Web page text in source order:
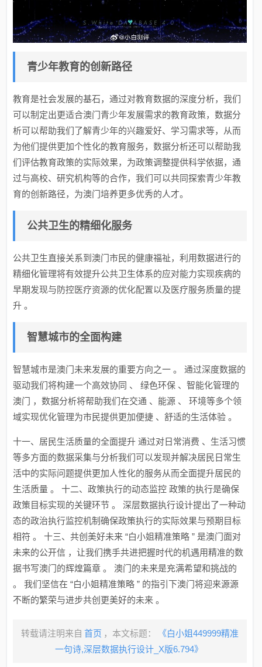
青少年教育的创新路径
教育是社会发展的基石，通过对教育数据的深度分析，我们
可以制定出更适合澳门青少年发展需求的教育政策，数据分
析可以帮助我们了解青少年的兴趣爱好、学习需求等，从而
为他们提供更加个性化的教育服务，数据分析还可以帮助我
们评估教育政策的实际效果，为政策调整提供科学依据，通
过与高校、研究机构等的合作，我们可以共同探索青少年教
育的创新路径，为澳门培养更多优秀的人才。
公共卫生的精细化服务
公共卫生直接关系到澳门市民的健康福祉，利用数据进行的
精细化管理将有效提升公共卫生体系的应对能力实现疾病的
早期发现与防控医疗资源的优化配置以及医疗服务质量的提
升 。
智慧城市的全面构建
智慧城市是澳门未来发展的重要方向之一 。 通过深度数据的
驱动我们将构建一个高效协同 、 绿色环保 、智能化管理的
澳门 ，数据分析将帮助我们在交通 、能源 、 环境等多个领
域实现优化管理为市民提供更加便捷 、舒适的生活体验 。
十一、居民生活质量的全面提升 通过对日常消费 、生活习惯
等多方面的数据采集与分析我们可以发现并解决居民日常生
活中的实际问题提供更加人性化的服务从而全面提升居民的
生活质量 。 十二、政策执行的动态监控 政策的执行是确保
政策目标实现的关键环节 。 深层数据执行设计提出了一种动
态的政治执行监控机制确保政策执行的实际效果与预期目标
相符 。 十三、共创美好未来 “白小姐精准策略 ” 是澳门面对
未来的公开信 ，让我们携手共进把握时代的机遇用精准的数
据书写澳门的辉煌篇章 。 澳门的未来是充满希望和挑战的
。 我们坚信在 “白小姐精准策略 ” 的指引下澳门将迎来源源
不断的繁荣与进步共创更美好的未来 。
转载请注明来自 首页 ，本文标题：
《白小姐449999精准
一句诗,深层数据执行设计_X版6.794》